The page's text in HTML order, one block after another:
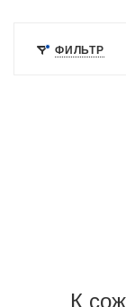
ФИЛЬТР
К